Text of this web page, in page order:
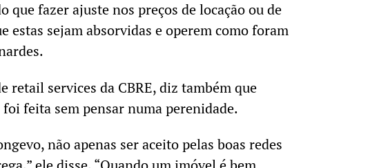
que fazer ajuste nos preços de locação ou de
estas sejam absorvidas e operem como foram
services da CBRE, diz também que
feita sem pensar numa perenidade.
não apenas ser aceito pelas boas redes